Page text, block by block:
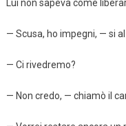
Lui non sapeva come
— Scusa, ho impegni, — si
— Ci rivedremo?
— Non credo, — chiamò il